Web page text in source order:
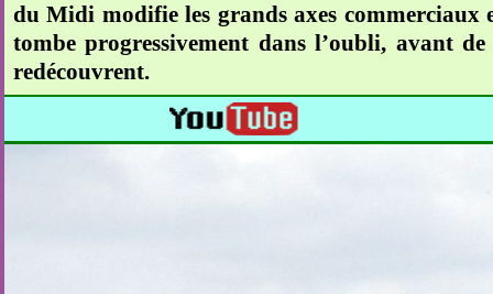
du Midi modifie les grands axes commerciaux
tombe progressivement dans l’oubli, avant
redécouvrent.